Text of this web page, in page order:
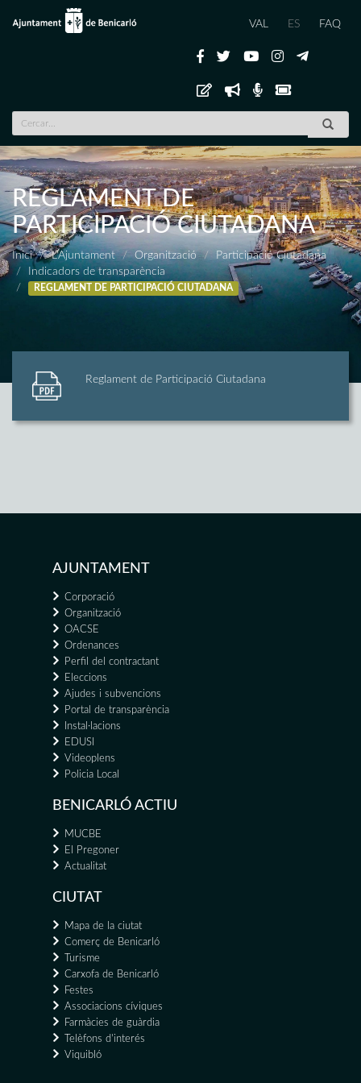
VAL ES FAQ
REGLAMENT DE
PARTICIPACIÓ CIUTADANA
Inici L'Ajuntament Organització
Participació Ciutadana
Indicadors de transparència
REGLAMENT DE PARTICIPACIÓ CIUTADANA
Reglament de Participació Ciutadana
AJUNTAMENT
Corporació
Organització
OACSE
Ordenances
Perfil del contractant
Eleccions
Ajudes i subvencions
Portal de transparència
Instal·lacions
EDUSI
Videoplens
Policia Local
BENICARLÓ ACTIU
MUCBE
El Pregoner
Actualitat
CIUTAT
Mapa de la ciutat
Comerç de Benicarló
Turisme
Carxofa de Benicarló
Festes
Associacions cíviques
Farmàcies de guàrdia
Telèfons d'interés
Viquibló